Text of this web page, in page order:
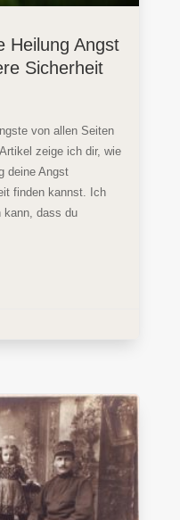
Heilung Angst
Sicherheit
von allen Seiten
zeige ich dir, wie
deine Angst
finden kannst. Ich
kann, dass du